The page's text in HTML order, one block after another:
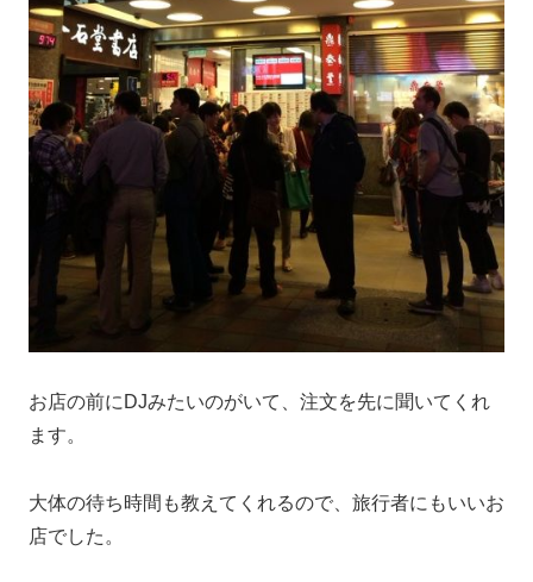
お店の前にDJみたいのがいて、注文を先に聞いてくれ
ます。
大体の待ち時間も教えてくれるので、旅行者にもいいお
店でした。